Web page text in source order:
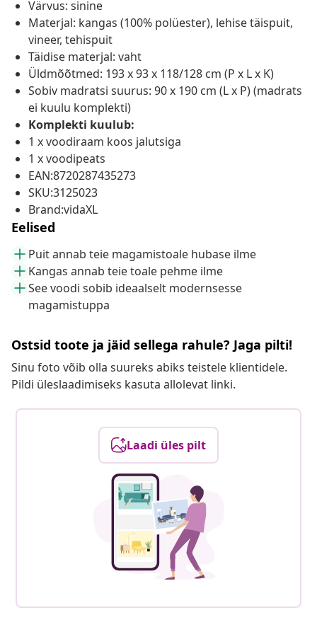
Värvus: sinine
Materjal: kangas (100% polüester), lehise täispuit,
vineer, tehispuit
Täidise materjal: vaht
Üldmõõtmed: 193 x 93 x 118/128 cm (P x L x K)
Sobiv madratsi suurus: 90 x 190 cm (L x P) (madrats
ei kuulu komplekti)
Komplekti kuulub:
1 x voodiraam koos jalutsiga
1 x voodipeats
EAN:8720287435273
SKU:3125023
Brand:vidaXL
Eelised
Puit annab teie magamistoale hubase ilme
Kangas annab teie toale pehme ilme
See voodi sobib ideaalselt modernsesse
magamistuppa
Ostsid toote ja jäid sellega rahule? Jaga pilti!
Sinu foto võib olla suureks abiks teistele klientidele.
Pildi üleslaadimiseks kasuta allolevat linki.
Laadi üles pilt